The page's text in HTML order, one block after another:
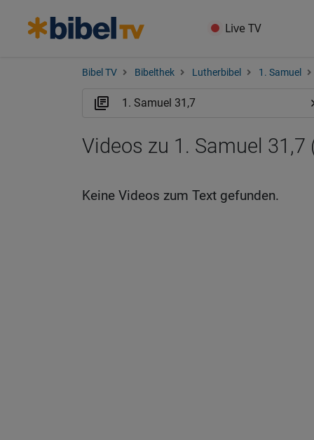
Live TV
Bibel TV Bibelthek Lutherbibel 1. Samuel
Videos zu 1. Samuel 31,7
Keine Videos zum Text gefunden.